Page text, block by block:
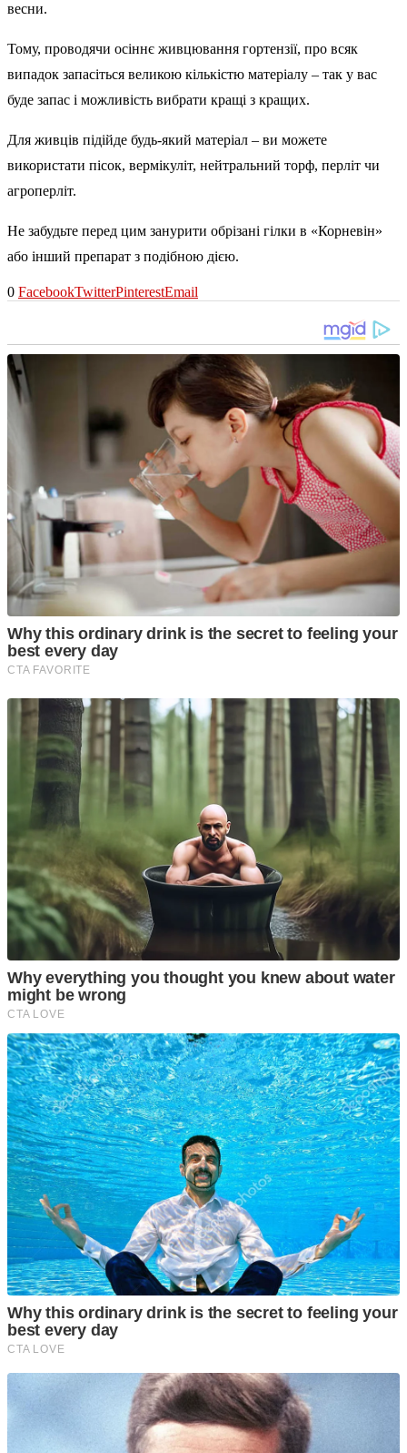
весни.
Тому, проводячи осіннє живцювання гортензії, про всяк
випадок запасіться великою кількістю матеріалу – так у вас
буде запас і можливість вибрати кращі з кращих.
Для живців підійде будь-який матеріал – ви можете
використати пісок, вермікуліт, нейтральний торф, перліт чи
агроперліт.
Не забудьте перед цим занурити обрізані гілки в «Корневін»
або інший препарат з подібною дією.
0 FacebookTwitterPinterestEmail